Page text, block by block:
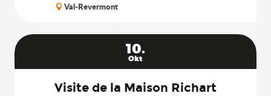
Val-Revermont
10.
Okt
Visite de la Maison Richart